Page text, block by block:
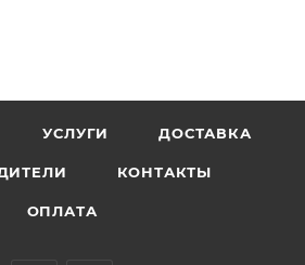
УСЛУГИ ДОСТАВКА
КОНТАКТЫ
ОПЛАТА